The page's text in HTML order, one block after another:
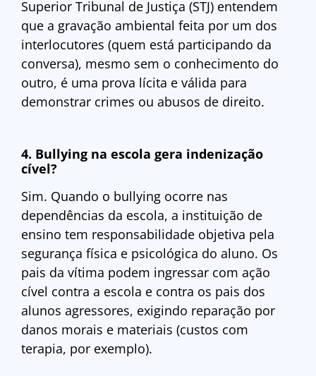
Superior Tribunal de Justiça (STJ) entendem
que a gravação ambiental feita por um dos
interlocutores (quem está participando da
conversa), mesmo sem o conhecimento do
outro, é uma prova lícita e válida para
demonstrar crimes ou abusos de direito.
4. Bullying na escola gera indenização
cível?
Sim. Quando o bullying ocorre nas
dependências da escola, a instituição de
ensino tem responsabilidade objetiva pela
segurança física e psicológica do aluno. Os
pais da vítima podem ingressar com ação
cível contra a escola e contra os pais dos
alunos agressores, exigindo reparação por
danos morais e materiais (custos com
terapia, por exemplo).